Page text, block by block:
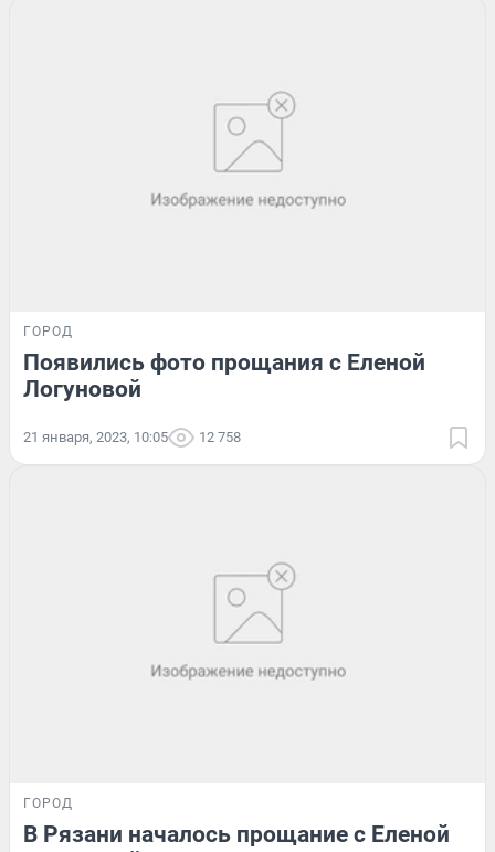
ГОРОД
Появились фото прощания с Еленой
Логуновой
21 января, 2023, 10:05 12 758
ГОРОД
В Рязани началось прощание с Еленой